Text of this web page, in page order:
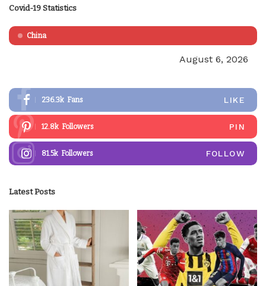
Covid-19 Statistics
China
August 6, 2026
236.3k Fans LIKE
12.8k Followers PIN
81.5k Followers FOLLOW
Latest Posts